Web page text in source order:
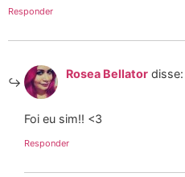
Responder
Rosea Bellator disse:
Foi eu sim!! <3
Responder